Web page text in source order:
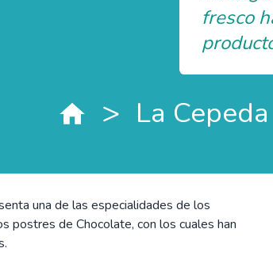
fresco
> La Cepeda
una de las especialidades de los
postres de Chocolate, con los cuales han